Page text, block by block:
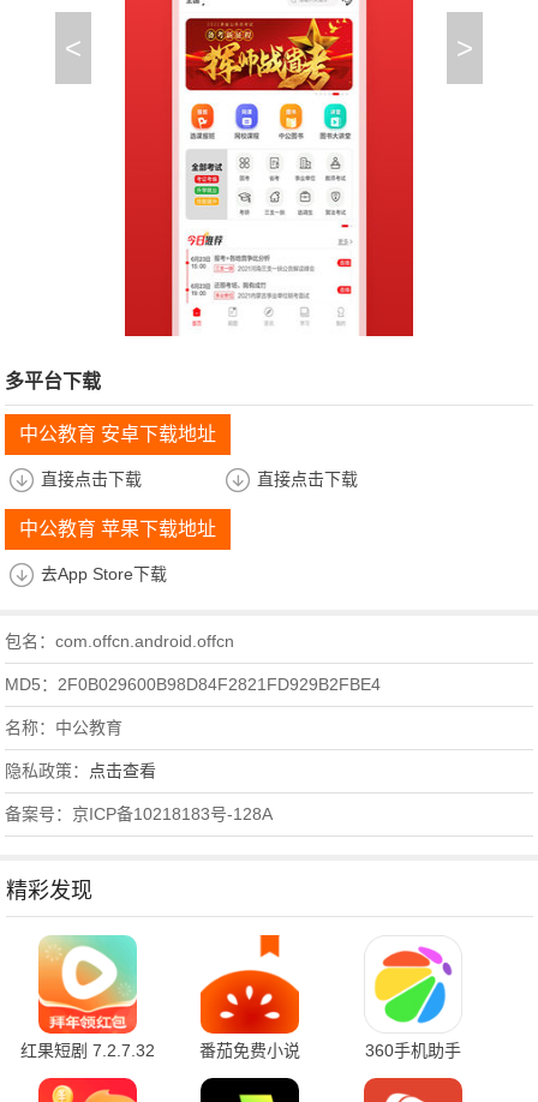
< >
多平台下载
中公教育 安卓下载地址
直接点击下载 直接点击下载
中公教育 苹果下载地址
去App Store下载
包名：com.offcn.android.offcn
MD5：2F0B029600B98D84F2821FD929B2FBE4
名称：中公教育
隐私政策： 点击查看
备案号：京ICP备10218183号-128A
精彩发现
红果短剧 7.2.7.32
官方版
番茄免费小说
7.2.7.32 安卓版
360手机助手
10.2.2 官方版